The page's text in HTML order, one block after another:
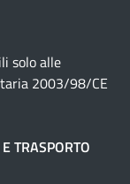
solo alle
2003/98/CE
TRASPORTO